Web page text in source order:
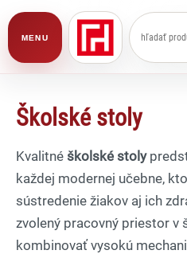
MENU
Školské stoly
Kvalitné školské stoly
každej modernej učebne,
sústredenie žiakov aj ich
zvolený pracovný priestor
kombinovať vysokú